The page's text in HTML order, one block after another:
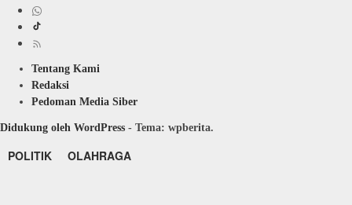
Tentang Kami
Redaksi
Pedoman Media Siber
Didukung oleh WordPress - Tema: wpberita.
POLITIK OLAHRAGA